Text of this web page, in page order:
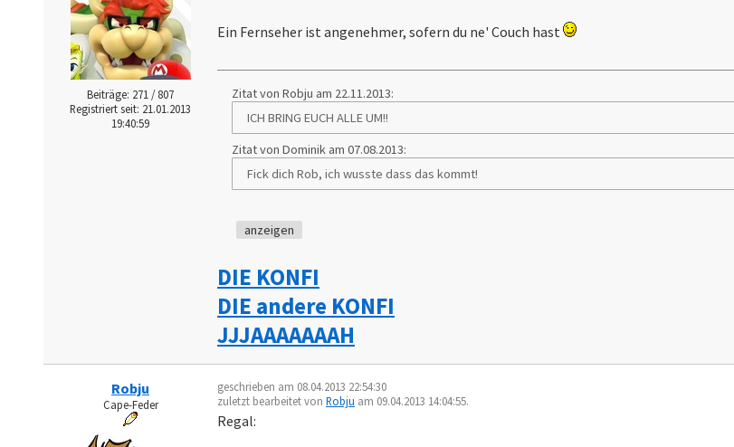
Beiträge: 271 / 807
Registriert seit: 21.01.2013
19:40:59
Ein Fernseher ist angenehmer, sofern du ne' Couch hast
Zitat von Robju am 22.11.2013:
ICH BRING EUCH ALLE UM!!
Zitat von Dominik am 07.08.2013:
Fick dich Rob, ich wusste dass das kommt!
anzeigen
DIE KONFI
DIE andere KONFI
JJJAAAAAAAH
Robju
Cape-Feder
geschrieben am 08.04.2013 22:54:30
zuletzt bearbeitet von Robju am 09.04.2013 14:04:55.
Regal: